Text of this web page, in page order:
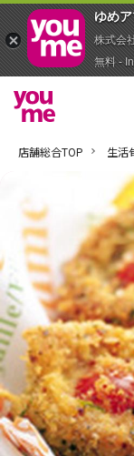
店舗総合TOP 生活
ゆめ
株式会
無料 -